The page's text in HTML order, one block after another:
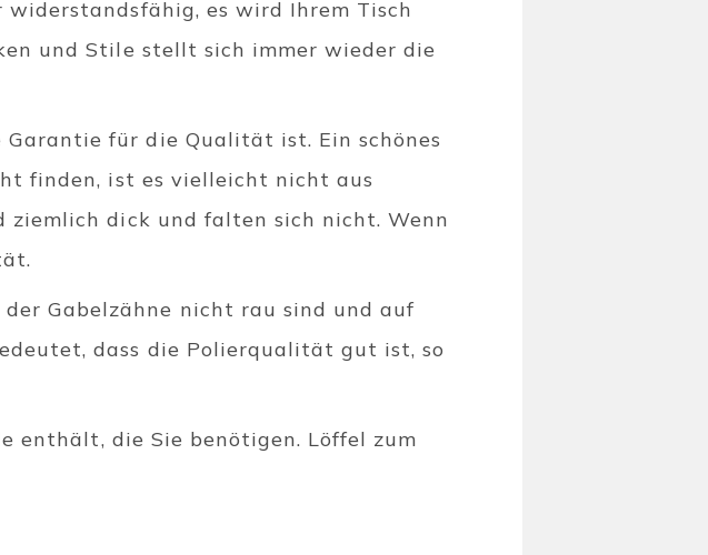
widerstandsfähig, es wird Ihrem Tisch
und Stile stellt sich immer wieder die
Garantie für die Qualität ist. Ein schönes
finden, ist es vielleicht nicht aus
ziemlich dick und falten sich nicht. Wenn
Gabelzähne nicht rau sind und auf
dass die Polierqualität gut ist, so
enthält, die Sie benötigen. Löffel zum